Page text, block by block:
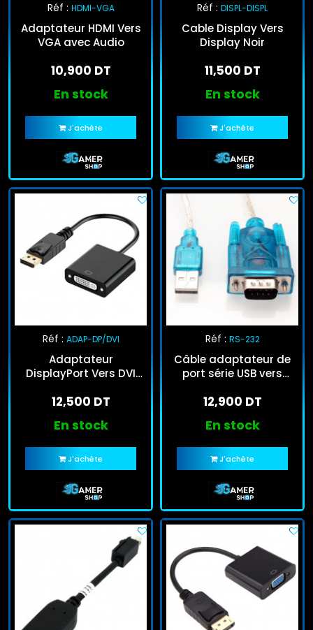
Réf : HDMI-VGA
Adaptateur HDMI Vers
VGA avec Audio
10,900 DT
En stock
J'achète
Réf : DISPL-DISPL
Cable Display Vers
Display Noir
11,500 DT
En stock
J'achète
Réf : ADAP-DP/DVI
Adaptateur
DisplayPort Vers DVI
12,500 DT
En stock
J'achète
Réf : RS-232
Câble adaptateur de
port série USB vers
12,900 DT
En stock
J'achète